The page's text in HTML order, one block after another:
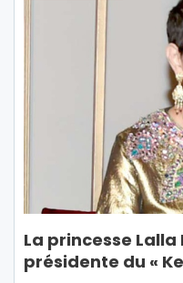
La princesse
présidente du «